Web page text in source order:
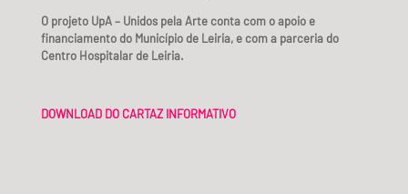
O projeto UpA – Unidos pela Arte conta com o apoio e
financiamento do Município de Leiria, e com a parceria do
Centro Hospitalar de Leiria.
DOWNLOAD DO CARTAZ INFORMATIVO